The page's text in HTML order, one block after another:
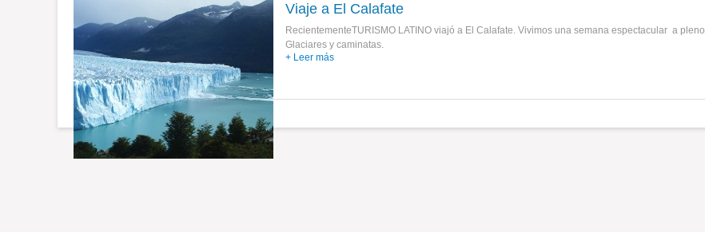
Viaje a El Calafate
RecientementeTURISMO LATINO viajó a El Calafate. Vivimos una semana espectacular a pleno
Glaciares y caminatas.
+ Leer más